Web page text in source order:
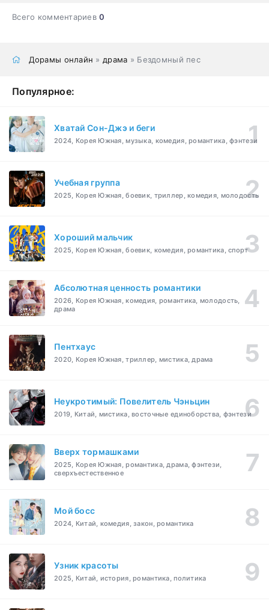
Всего комментариев0
Дорамы онлайн » драма » Бездомный пес
Популярное:
Хватай Сон-Джэ и беги
2024, Корея Южная, музыка, комедия, романтика, фэнтези
Учебная группа
2025, Корея Южная, боевик, триллер, комедия, молодость
Хороший мальчик
2025, Корея Южная, боевик, комедия, романтика, спорт
Абсолютная ценность романтики
2026, Корея Южная, комедия, романтика, молодость,
драма
Пентхаус
2020, Корея Южная, триллер, мистика, драма
Неукротимый: Повелитель Чэньцин
2019, Китай, мистика, восточные единоборства, фэнтези
Вверх тормашками
2025, Корея Южная, романтика, драма, фэнтези,
сверхъестественное
Мой босс
2024, Китай, комедия, закон, романтика
Узник красоты
2025, Китай, история, романтика, политика